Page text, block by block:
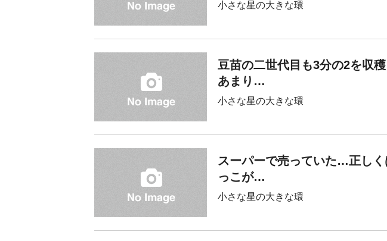
小さな星の大きな環
豆苗の二世代目も3分の2を収
あまり…
小さな星の大きな環
スーパーで売っていた…正し
っこが…
小さな星の大きな環